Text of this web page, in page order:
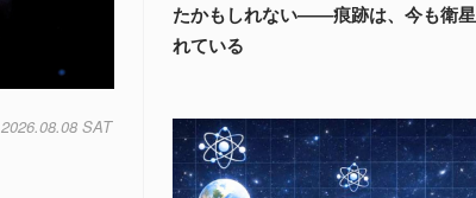
2026.08.08 SAT
たかもしれない――痕跡は、今も衛
れている